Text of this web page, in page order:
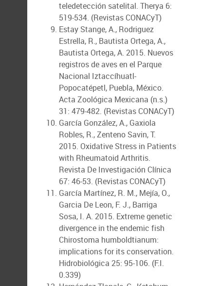
teledetección satelital. Therya 6:
519-534. (Revistas CONACyT)
Estay Stange, A., Rodriguez
Estrella, R., Bautista Ortega, A.,
Bautista Ortega, A. 2015. Nuevos
registros de aves en el Parque
Nacional Iztaccíhuatl-
Popocatépetl, Puebla, México.
Acta Zoológica Mexicana (n.s.)
31: 479-482. (Revistas CONACyT)
García González, A., Gaxiola
Robles, R., Zenteno Savin, T.
2015. Oxidative Stress in Patients
with Rheumatoid Arthritis.
Revista De Investigación Clínica
67: 46-53. (Revistas CONACyT)
García Martínez, R. M., Mejía, O.,
Garcia De Leon, F. J., Barriga
Sosa, I. A. 2015. Extreme genetic
divergence in the endemic fish
Chirostoma humboldtianum:
implications for its conservation.
Hidrobiológica 25: 95-106. (F.I.
0.339)